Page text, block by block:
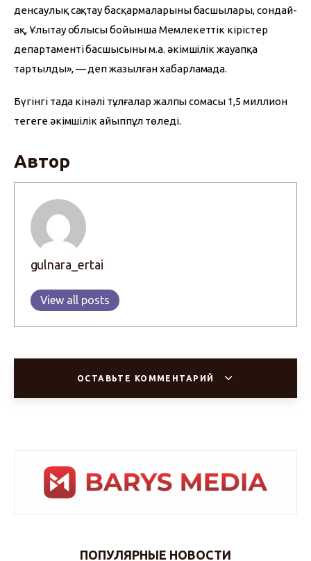
денсаулық сақтау басқармаларының басшылары, сондай-
ақ, Ұлытау облысы бойынша Мемлекеттік кірістер
департаменті басшысының м.а. әкімшілік жауапқа
тартылды», — деп жазылған хабарламада.
Бүгінгі таңда кінәлі тұлғалар жалпы сомасы 1,5 миллион
теңгеге әкімшілік айыппұл төледі.
Автор
gulnara_ertai
View all posts
ОСТАВЬТЕ КОММЕНТАРИЙ
ПОПУЛЯРНЫЕ НОВОСТИ